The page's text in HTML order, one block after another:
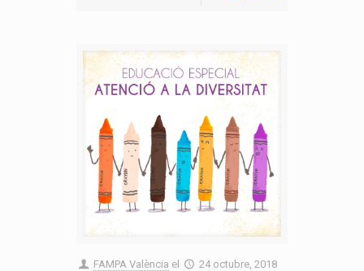
FAMPA València el 24 octubre, 2018